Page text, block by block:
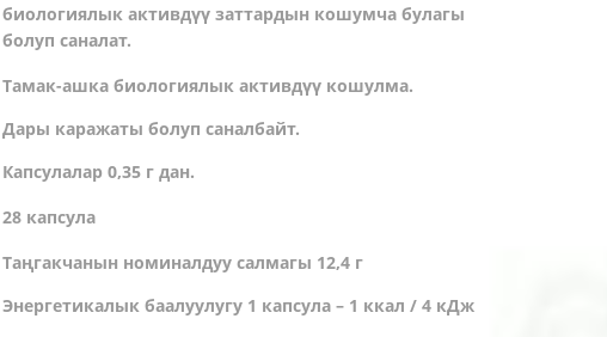
биологиялык активдүү заттардын кошумча булагы
болуп саналат.
Тамак-ашка биологиялык активдүү кошулма.
Дары каражаты болуп саналбайт.
Капсулалар 0,35 г дан.
28 капсула
Таңгакчанын номиналдуу салмагы 12,4 г
Энергетикалык баалуулугу 1 капсула – 1 ккал / 4 кДж